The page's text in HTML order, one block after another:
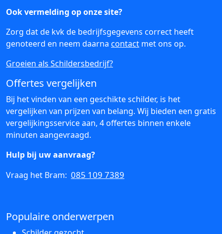
Ook vermelding op onze site?
Zorg dat de kvk de bedrijfsgegevens correct heeft
genoteerd en neem daarna contact met ons op.
Groeien als Schildersbedrijf?
Offertes vergelijken
Bij het vinden van een geschikte schilder, is het
vergelijken van prijzen van belang. Wij bieden een gratis
vergelijkingsservice aan, 4 offertes binnen enkele
minuten aangevraagd.
Hulp bij uw aanvraag?
Vraag het Bram: 085 109 7389
Populaire onderwerpen